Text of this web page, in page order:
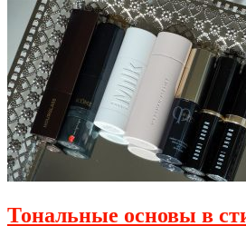
Тональные основы в